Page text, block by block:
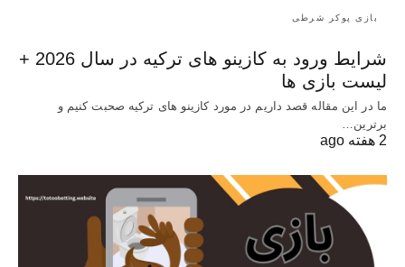
بازی پوکر شرطی
شرایط ورود به کازینو های ترکیه در سال 2026 +
لیست بازی ها
ما در این مقاله قصد داریم در مورد کازینو های ترکیه صحبت کنیم و
برترین…
2 هفته ago